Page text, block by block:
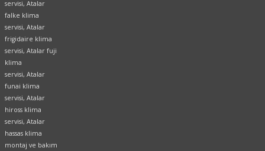
servisi, Atalar
falke klima
servisi, Atalar
frigidaire klima
servisi, Atalar fuji
klima
servisi, Atalar
funai klima
servisi, Atalar
hiross klima
servisi, Atalar
hassas klima
montaj ve bakım